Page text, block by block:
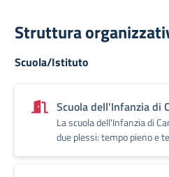
Struttura
Scuola/Istituto
Scuola dell'Infanzia di
La scuola dell'Infanzia di
due plessi: tempo pieno e